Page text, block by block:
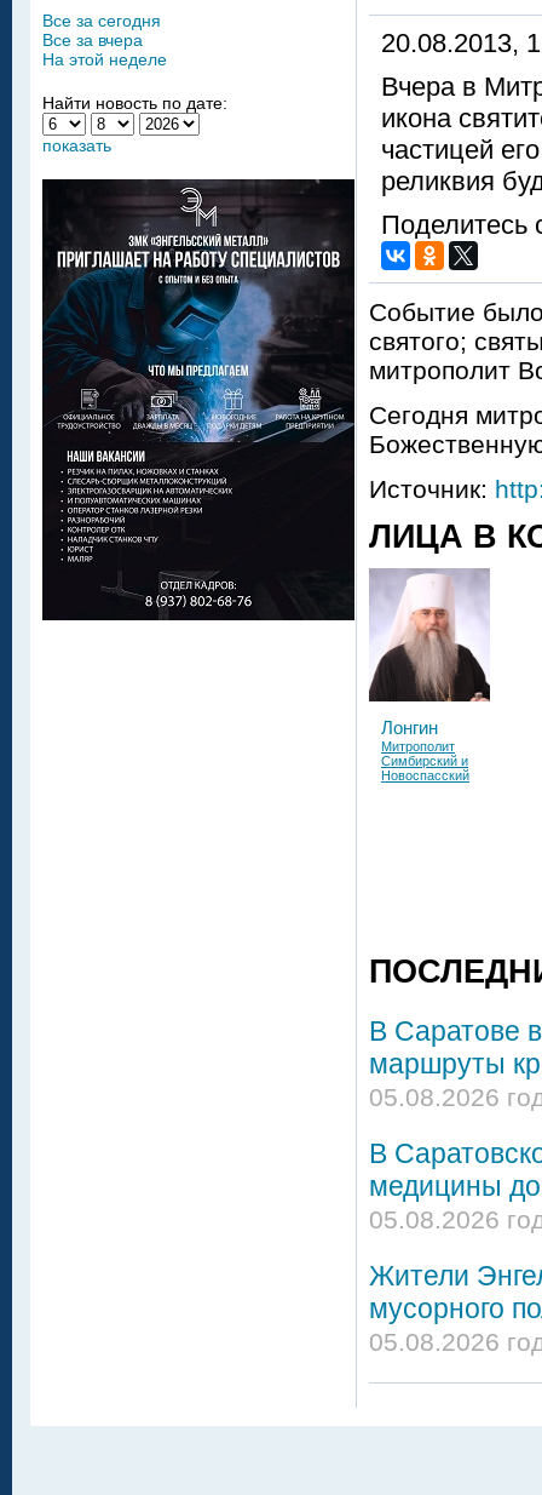
20.08.2013,
Вчера в
икона
частицей
реликвия
Поделитесь
Событие
святого;
митрополит
Сегодня
Источник:
ЛИЦА В
Лонгин
Митрополит
Симбирский и
Новоспасский
В Саратове
маршруты
05.08.2026
В
медицины до
05.08.2026
Жители
мусорного
05.08.2026
Все за сегодня
Все за вчера
На этой неделе
Найти новость по дате:
показать